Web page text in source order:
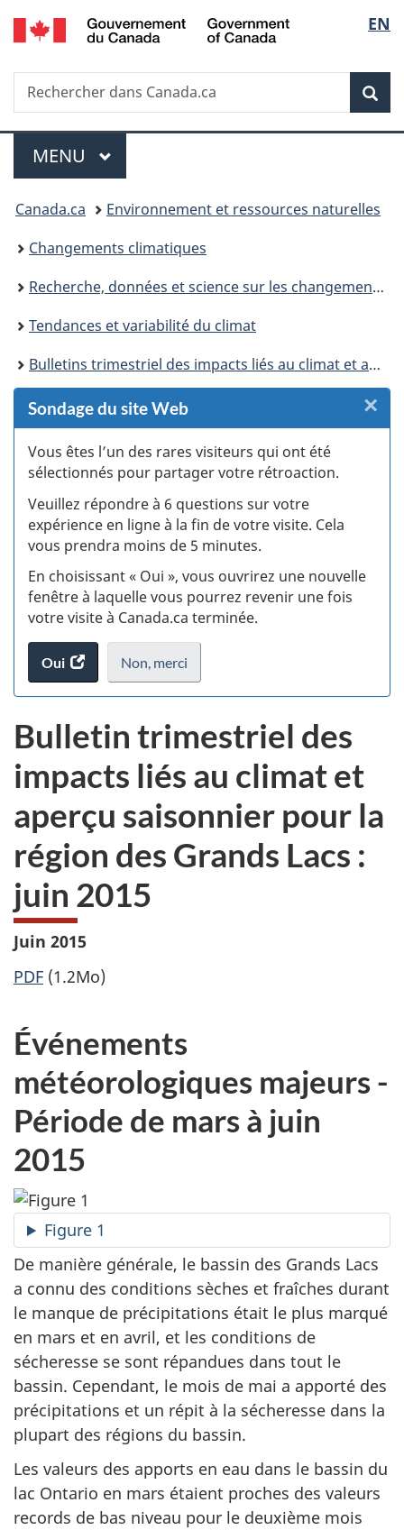
Passer
au
des
Passer
au
principal
Passer
à
Au
du
Passer
à
version
simplifiée
de
la
EN
Recherche
Rechercher
dans
Menu
MENU PRINCIPAL
Vous
êtes
ici :
Canada.ca
Environnement et ressources naturelles
Changements climatiques
Recherche, données et science sur les changements climatiques
Tendances et variabilité du climat
Bulletins trimestriel des impacts liés au climat et aperçu saisonnier
Sondage du site Web
Vous êtes l’un des rares visiteurs qui ont été
sélectionnés pour partager votre rétroaction.
Veuillez répondre à 6 questions sur votre
expérience en ligne à la fin de votre visite. Cela
vous prendra moins de 5 minutes.
En choisissant « Oui », vous ouvrirez une nouvelle
fenêtre à laquelle vous pourrez revenir une fois
votre visite à Canada.ca terminée.
Oui
accéder
au
Non, je
ne
pas
participer
au
sondage
du
site
web,
merci
×
Bulletin trimestriel des
impacts liés au climat et
aperçu saisonnier pour la
région des Grands Lacs :
juin 2015
Juin 2015
PDF (1.2Mo)
Événements
météorologiques majeurs -
Période de mars à juin
2015
Figure 1
De manière générale, le bassin des Grands Lacs
a connu des conditions sèches et fraîches durant
le manque de précipitations était le plus marqué
en mars et en avril, et les conditions de
sécheresse se sont répandues dans tout le
bassin. Cependant, le mois de mai a apporté des
précipitations et un répit à la sécheresse dans la
plupart des régions du bassin.
Les valeurs des apports en eau dans le bassin du
lac Ontario en mars étaient proches des valeurs
records de bas niveau pour le deuxième mois